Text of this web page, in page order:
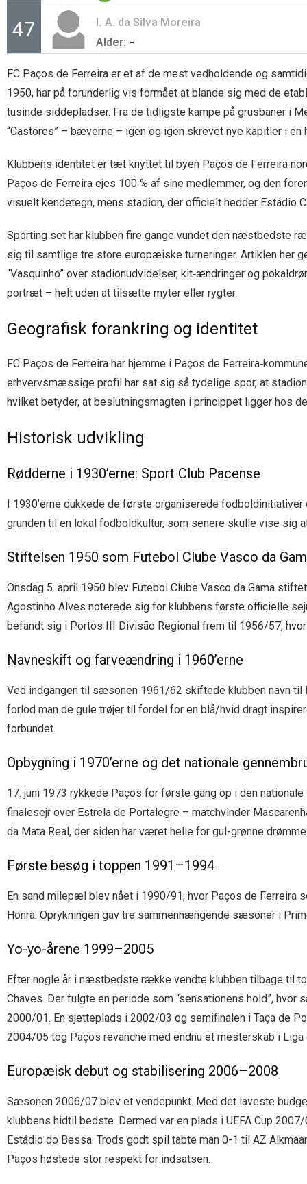
47 I. A. da Silva Moreira
Alder: -
FC Paços de Ferreira er et af de mest vedholdende og
1950, har på forunderlig vis formået at blande sig med de
tusinde siddepladser. Fra de tidligste kampe på grusbaner i
“Castores” – bæverne – igen og igen skrevet nye kapitler i
Klubbens identitet er tæt knyttet til byen Paços de Ferreira
Paços de Ferreira ejes 100 % af sine medlemmer, og den
visuelt kendetegn, mens stadion, der officielt hedder Estádio
Sporting set har klubben fire gange vundet den næstbedste
sig til samtlige tre store europæiske turneringer. Artiklen her
“Vasquinho” over stadionudvidelser, kit‐ændringer og
portræt – helt uden at tilsætte myter eller rygter.
Geografisk forankring og identitet
FC Paços de Ferreira har hjemme i Paços de
erhvervsmæssige profil har sat sig så tydelige spor, at
hvilket betyder, at beslutningsmagten i princippet ligger hos
Historisk udvikling
Rødderne i 1930’erne: Sport Club Pacense
I 1930’erne dukkede de første organiserede
grunden til en lokal fodboldkultur, som senere skulle vise
Stiftelsen 1950 som Futebol Clube Vasco da
Onsdag 5. april 1950 blev Futebol Clube Vasco da Gama
Agostinho Alves noterede sig for klubbens første officielle
befandt sig i Portos III Divisão Regional frem til 1956/57,
Navneskift og farveændring i 1960’erne
Ved indgangen til sæsonen 1961/62 skiftede klubben navn
forlod man de gule trøjer til fordel for en blå/hvid dragt
forbundet.
Opbygning i 1970’erne og det nationale
17. juni 1973 rykkede Paços for første gang op i den
finalesejr over Estrela de Portalegre – matchvinder
da Mata Real, der siden har været helle for gul-grønne
Første besøg i toppen 1991–1994
En sand milepæl blev nået i 1990/91, hvor Paços de
Honra. Oprykningen gav tre sammenhængende sæsoner i
Yo-yo-årene 1999–2005
Efter nogle år i næstbedste række vendte klubben tilbage til
Chaves. Der fulgte en periode som “sensationens hold”,
2000/01. En sjetteplads i 2002/03 og semifinalen i Taça de
2004/05 tog Paços revanche med endnu et mesterskab i
Europæisk debut og stabilisering 2006–2008
Sæsonen 2006/07 blev et vendepunkt. Med det laveste
klubbens hidtil bedste. Dermed var en plads i UEFA Cup
Estádio do Bessa. Trods godt spil tabte man 0-1 til AZ
Paços høstede stor respekt for indsatsen.